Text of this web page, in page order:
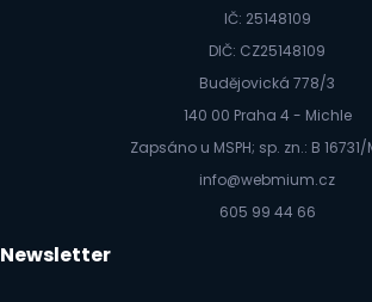
IČ: 25148109
DIČ: CZ25148109
Budějovická 778/3
140 00 Praha 4 - Michle
Zapsáno u MSPH; sp. zn.: B 16731/
info@webmium.cz
605 99 44 66
Newsletter